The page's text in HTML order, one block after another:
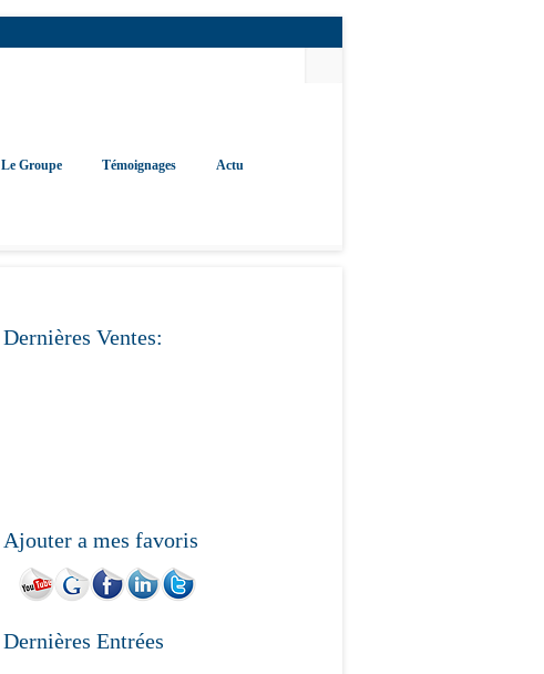
Le Groupe Témoignages Actu
Dernières Ventes:
Ajouter a mes favoris
Dernières Entrées